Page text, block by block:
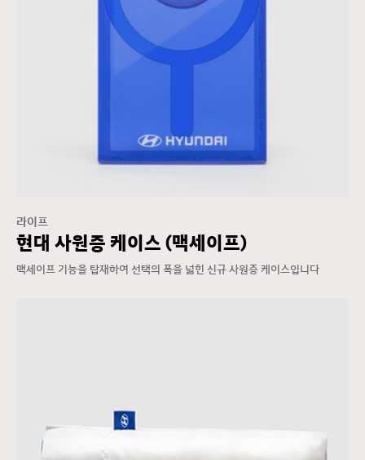
라이프
현대 사원증 케이스 (맥세이프)
맥세이프 기능을 탑재하여 선택의 폭을 넓힌 신규 사원증 케이스입니다